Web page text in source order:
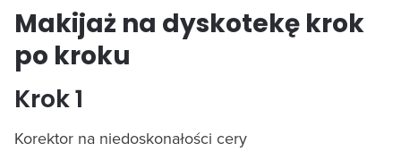
Makijaż na dyskotekę krok
po kroku
Krok 1
Korektor na niedoskonałości cery